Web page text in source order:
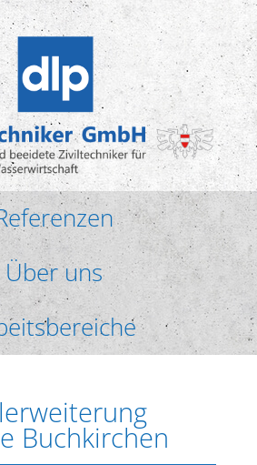
Über uns
Buchkirchen